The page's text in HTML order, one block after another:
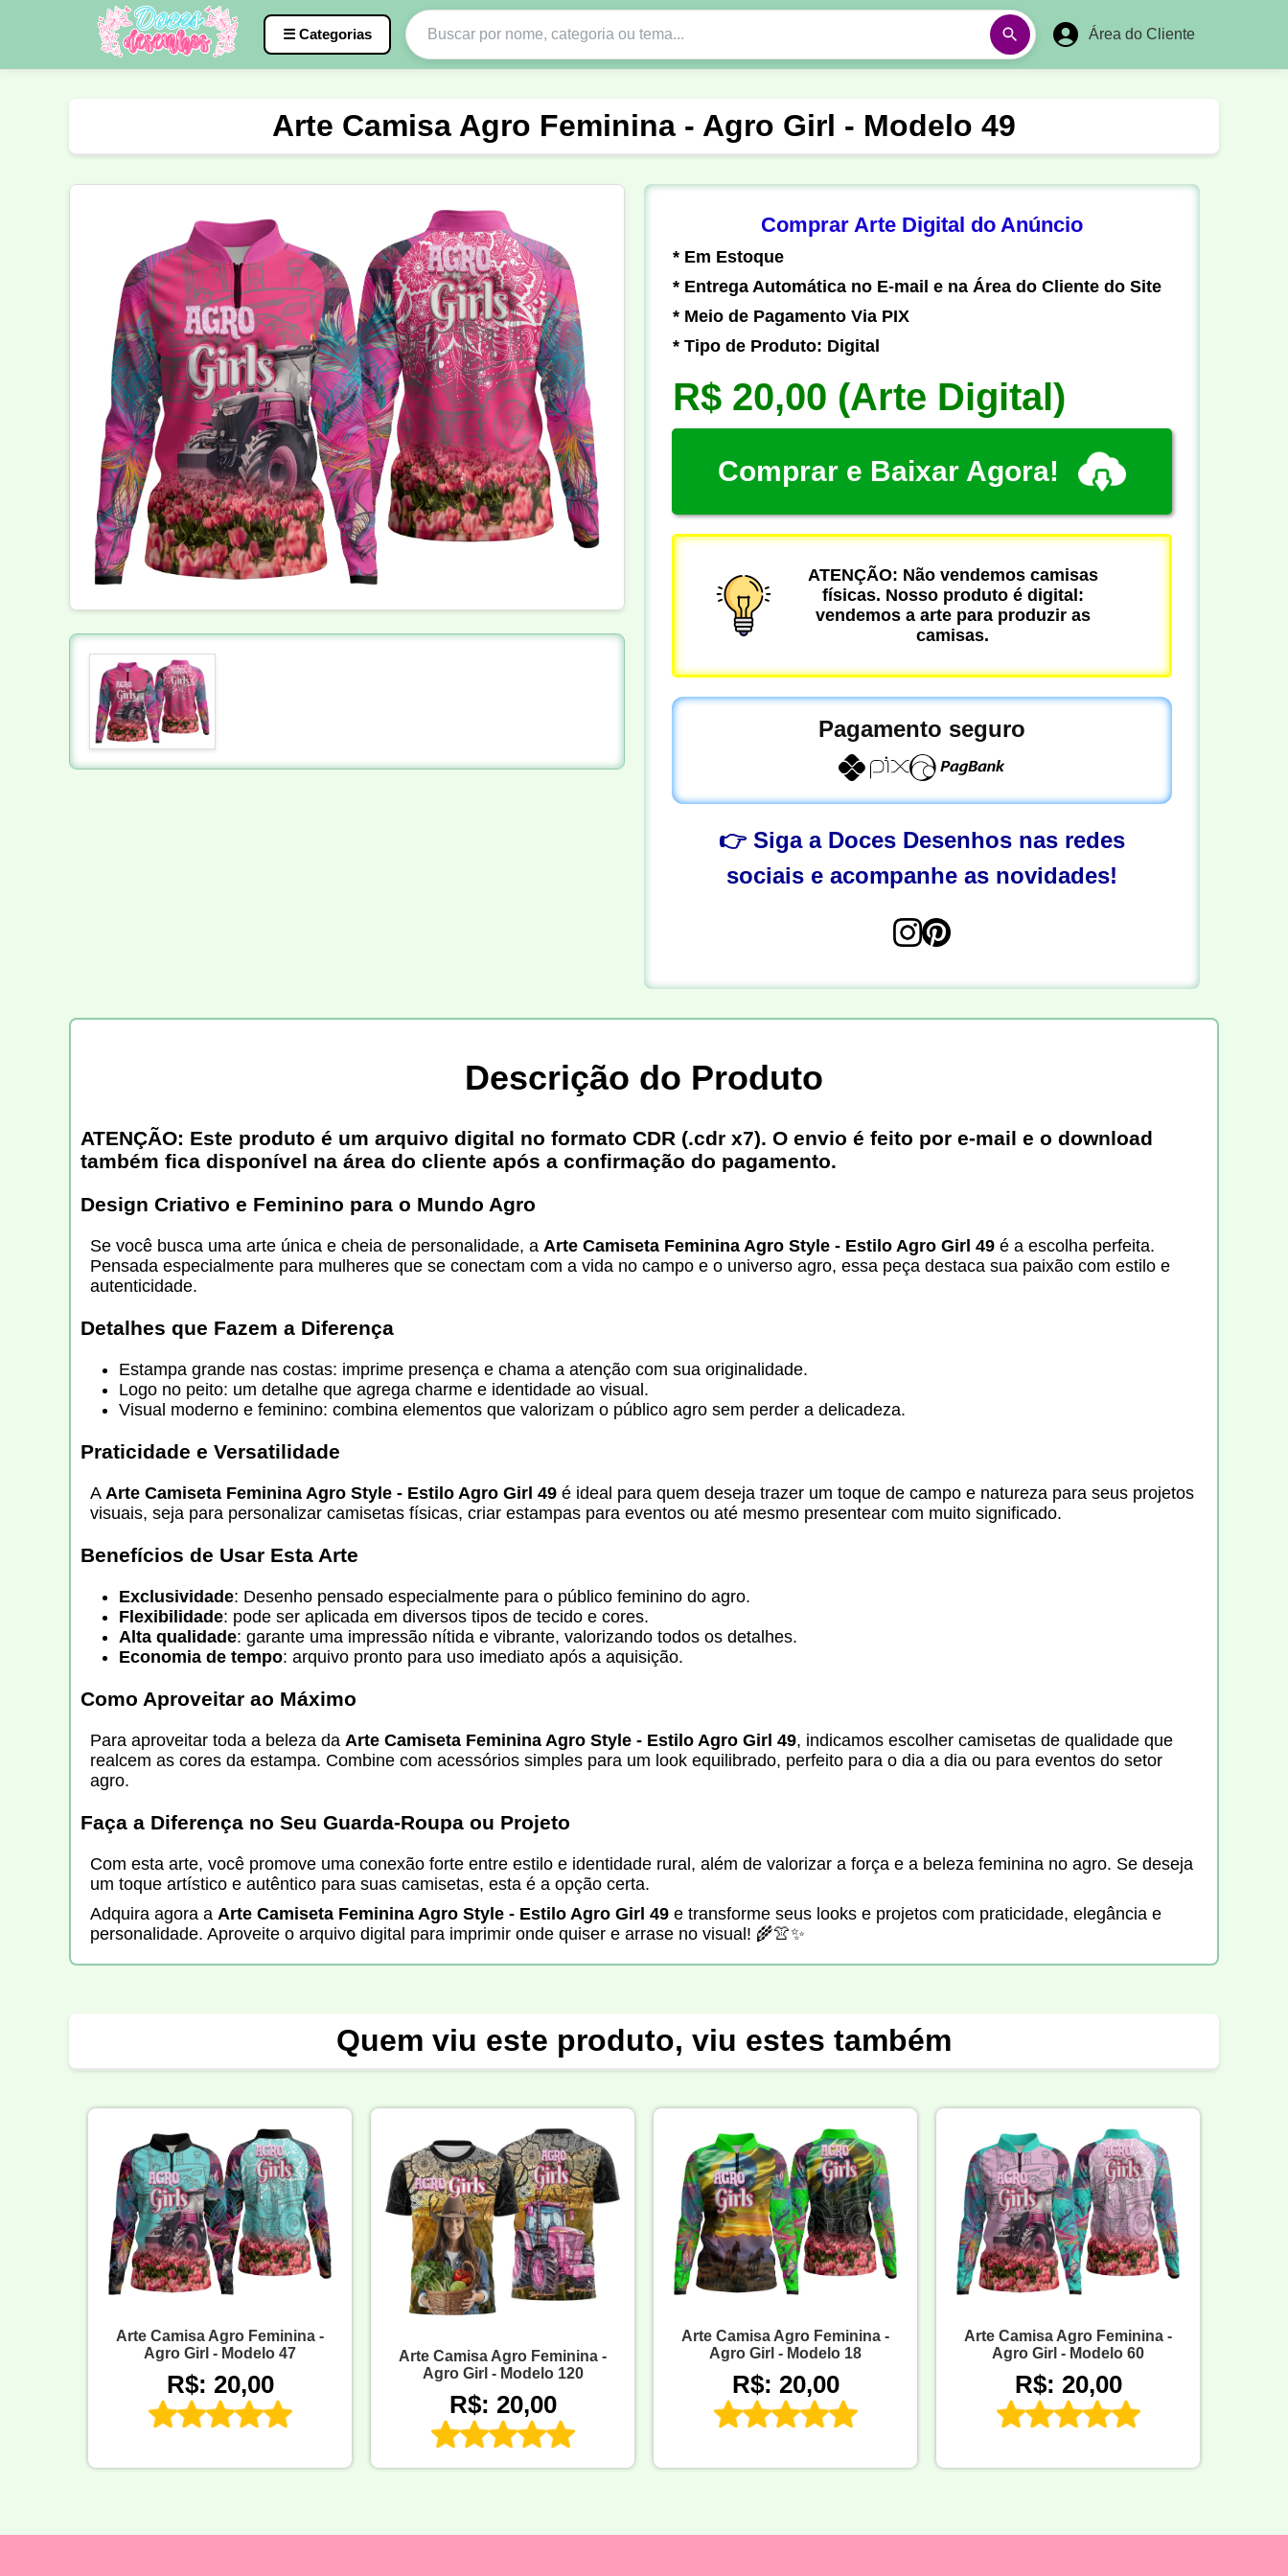
☰ Categorias Área do Cliente
Natal Agro Católica Vôlei Futebol Amador Pesca
Motocross Ciclismo Nail Designer Pedagogia Biologia Geografia História Matemática
Língua Portuguesa
Arte Camisa Agro Feminina - Agro Girl - Modelo 49
Comprar Arte Digital do Anúncio
* Em Estoque
* Entrega Automática no E-mail e na Área do Cliente do Site
* Meio de Pagamento Via PIX
* Tipo de Produto: Digital
R$ 20,00 (Arte Digital)
Comprar e Baixar Agora!
ATENÇÃO: Não vendemos camisas
físicas. Nosso produto é digital:
vendemos a arte para produzir as
camisas.
Pagamento seguro
👉 Siga a Doces Desenhos nas redes
sociais e acompanhe as novidades!
Descrição do Produto
ATENÇÃO: Este produto é um arquivo digital no formato CDR (.cdr x7). O envio é feito por e-mail e o download
também fica disponível na área do cliente após a confirmação do pagamento.
Design Criativo e Feminino para o Mundo Agro
Se você busca uma arte única e cheia de personalidade, a Arte Camiseta Feminina Agro Style - Estilo Agro Girl 49 é a escolha perfeita.
Pensada especialmente para mulheres que se conectam com a vida no campo e o universo agro, essa peça destaca sua paixão com estilo e
autenticidade.
Detalhes que Fazem a Diferença
Estampa grande nas costas: imprime presença e chama a atenção com sua originalidade.
Logo no peito: um detalhe que agrega charme e identidade ao visual.
Visual moderno e feminino: combina elementos que valorizam o público agro sem perder a delicadeza.
Praticidade e Versatilidade
A Arte Camiseta Feminina Agro Style - Estilo Agro Girl 49 é ideal para quem deseja trazer um toque de campo e natureza para seus projetos
visuais, seja para personalizar camisetas físicas, criar estampas para eventos ou até mesmo presentear com muito significado.
Benefícios de Usar Esta Arte
Exclusividade: Desenho pensado especialmente para o público feminino do agro.
Flexibilidade: pode ser aplicada em diversos tipos de tecido e cores.
Alta qualidade: garante uma impressão nítida e vibrante, valorizando todos os detalhes.
Economia de tempo: arquivo pronto para uso imediato após a aquisição.
Como Aproveitar ao Máximo
Para aproveitar toda a beleza da Arte Camiseta Feminina Agro Style - Estilo Agro Girl 49, indicamos escolher camisetas de qualidade que
realcem as cores da estampa. Combine com acessórios simples para um look equilibrado, perfeito para o dia a dia ou para eventos do setor
agro.
Faça a Diferença no Seu Guarda-Roupa ou Projeto
Com esta arte, você promove uma conexão forte entre estilo e identidade rural, além de valorizar a força e a beleza feminina no agro. Se deseja
um toque artístico e autêntico para suas camisetas, esta é a opção certa.
Adquira agora a Arte Camiseta Feminina Agro Style - Estilo Agro Girl 49 e transforme seus looks e projetos com praticidade, elegância e
personalidade. Aproveite o arquivo digital para imprimir onde quiser e arrase no visual! 🌾👚✨
Quem viu este produto, viu estes também
Arte Camisa Agro Feminina -
Agro Girl - Modelo 47
R$: 20,00
Arte Camisa Agro Feminina -
Agro Girl - Modelo 120
R$: 20,00
Arte Camisa Agro Feminina -
Agro Girl - Modelo 18
R$: 20,00
Arte Camisa Agro Feminina -
Agro Girl - Modelo 60
R$: 20,00